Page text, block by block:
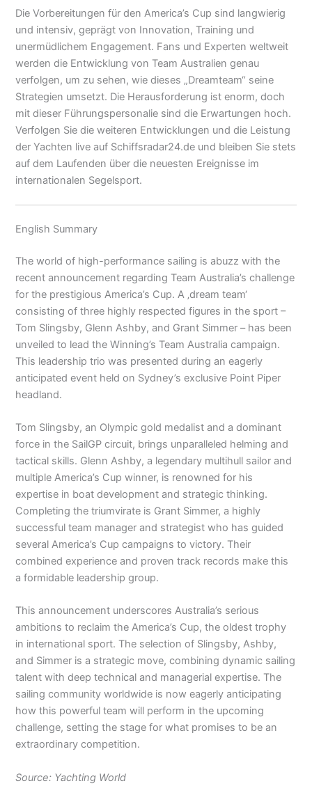
Die Vorbereitungen für den America’s Cup sind langwierig
und intensiv, geprägt von Innovation, Training und
unermüdlichem Engagement. Fans und Experten weltweit
werden die Entwicklung von Team Australien genau
verfolgen, um zu sehen, wie dieses „Dreamteam“ seine
Strategien umsetzt. Die Herausforderung ist enorm, doch
mit dieser Führungspersonalie sind die Erwartungen hoch.
Verfolgen Sie die weiteren Entwicklungen und die Leistung
der Yachten live auf Schiffsradar24.de und bleiben Sie stets
auf dem Laufenden über die neuesten Ereignisse im
internationalen Segelsport.
English Summary
The world of high-performance sailing is abuzz with the
recent announcement regarding Team Australia’s challenge
for the prestigious America’s Cup. A ‚dream team‘
consisting of three highly respected figures in the sport –
Tom Slingsby, Glenn Ashby, and Grant Simmer – has been
unveiled to lead the Winning’s Team Australia campaign.
This leadership trio was presented during an eagerly
anticipated event held on Sydney’s exclusive Point Piper
headland.
Tom Slingsby, an Olympic gold medalist and a dominant
force in the SailGP circuit, brings unparalleled helming and
tactical skills. Glenn Ashby, a legendary multihull sailor and
multiple America’s Cup winner, is renowned for his
expertise in boat development and strategic thinking.
Completing the triumvirate is Grant Simmer, a highly
successful team manager and strategist who has guided
several America’s Cup campaigns to victory. Their
combined experience and proven track records make this
a formidable leadership group.
This announcement underscores Australia’s serious
ambitions to reclaim the America’s Cup, the oldest trophy
in international sport. The selection of Slingsby, Ashby,
and Simmer is a strategic move, combining dynamic sailing
talent with deep technical and managerial expertise. The
sailing community worldwide is now eagerly anticipating
how this powerful team will perform in the upcoming
challenge, setting the stage for what promises to be an
extraordinary competition.
Source: Yachting World